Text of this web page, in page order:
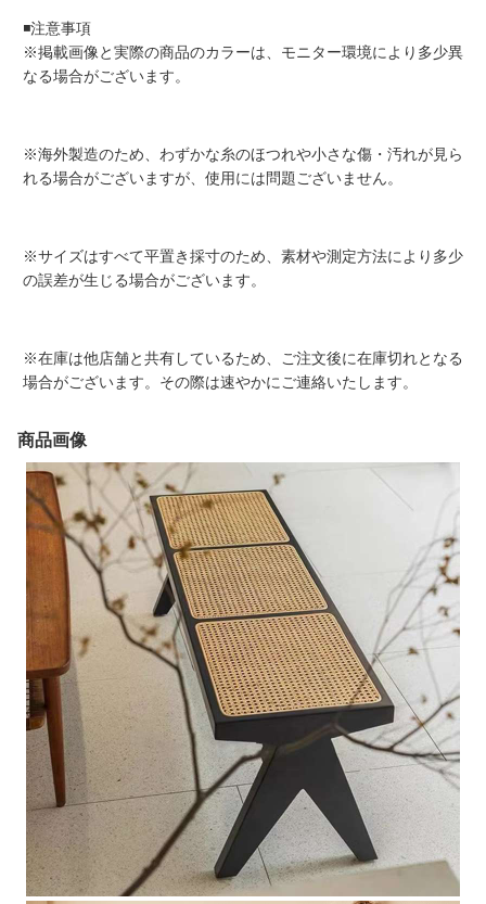
◾️注意事項
※掲載画像と実際の商品のカラーは、モニター環境により多少異
なる場合がございます。
※海外製造のため、わずかな糸のほつれや小さな傷・汚れが見ら
れる場合がございますが、使用には問題ございません。
※サイズはすべて平置き採寸のため、素材や測定方法により多少
の誤差が生じる場合がございます。
※在庫は他店舗と共有しているため、ご注文後に在庫切れとなる
場合がございます。その際は速やかにご連絡いたします。
商品画像